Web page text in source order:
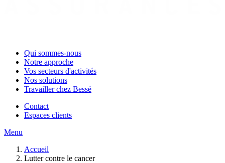
Qui sommes-nous
Notre approche
Vos secteurs d'activités
Nos solutions
Travailler chez Bessé
Contact
Espaces clients
Menu
Accueil
Lutter contre le cancer